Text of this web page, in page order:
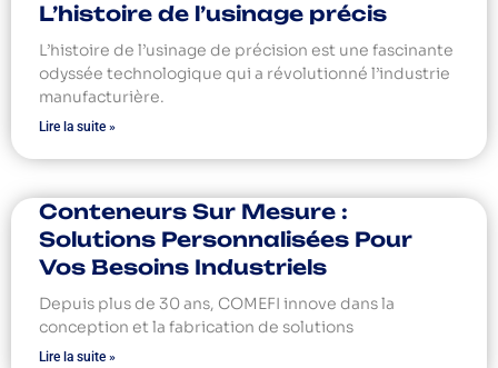
L’histoire de l’usinage précis
L’histoire de l’usinage de précision est une fascinante
odyssée technologique qui a révolutionné l’industrie
manufacturière.
Lire la suite »
Conteneurs Sur Mesure :
Solutions Personnalisées Pour
Vos Besoins Industriels
Depuis plus de 30 ans, COMEFI innove dans la
conception et la fabrication de solutions
Lire la suite »